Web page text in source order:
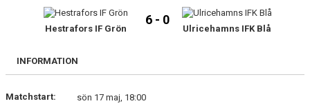
BILDGALLERI
DOKUMENT
Hestrafors IF Grön
6 - 0
Ulricehamns IFK Blå
INFORMATION
Matchstart:
sön 17 maj, 18:00